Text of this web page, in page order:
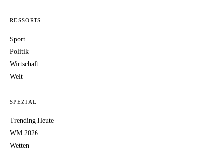
RESSORTS
Sport
Politik
Wirtschaft
Welt
SPEZIAL
Trending Heute
WM 2026
Wetten